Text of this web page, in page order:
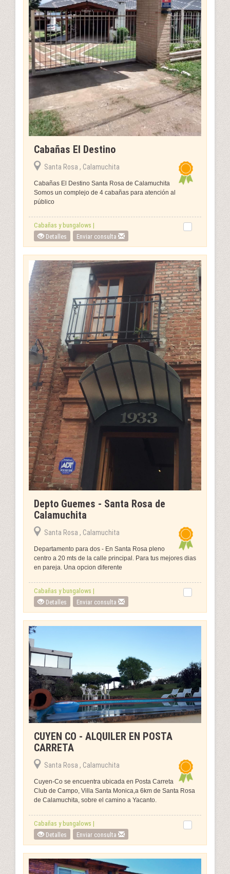
Cabañas El Destino
Santa Rosa , Calamuchita
Cabañas El Destino Santa Rosa de Calamuchita
Somos un complejo de 4 cabañas para atención al
público
Cabañas y bungalows |
Detalles
Enviar consulta
Depto Guemes - Santa Rosa de
Calamuchita
Santa Rosa , Calamuchita
Departamento para dos - En Santa Rosa pleno
centro a 20 mts de la calle principal. Para tus mejores dias
en pareja. Una opcion diferente
Cabañas y bungalows |
Detalles
Enviar consulta
CUYEN CO - ALQUILER EN POSTA
CARRETA
Santa Rosa , Calamuchita
Cuyen-Co se encuentra ubicada en Posta Carreta
Club de Campo, Villa Santa Monica,a 6km de Santa Rosa
de Calamuchita, sobre el camino a Yacanto.
Cabañas y bungalows |
Detalles
Enviar consulta